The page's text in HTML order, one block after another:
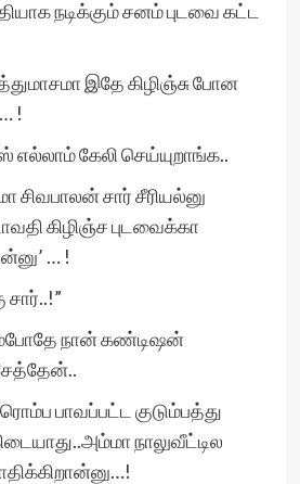
நடிக்கும் சனம் புடவை கட்ட
இதே கிழிஞ்சு போன
!
கேலி செய்யுறாங்க..
சிவபாலன் சார் சீரியல்னு
கிழிஞ்ச புடவைக்கா
… !
நான் கண்டிஷன்
பாவப்பட்ட குடும்பத்து
நாலுவீட்டில